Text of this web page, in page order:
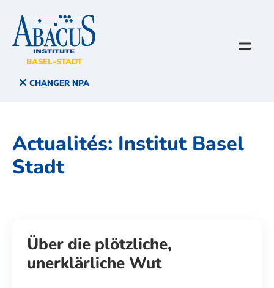
BASEL-STADT
CHANGER NPA
Actualités: Institut Basel
Stadt
Über die plötzliche,
unerklärliche Wut